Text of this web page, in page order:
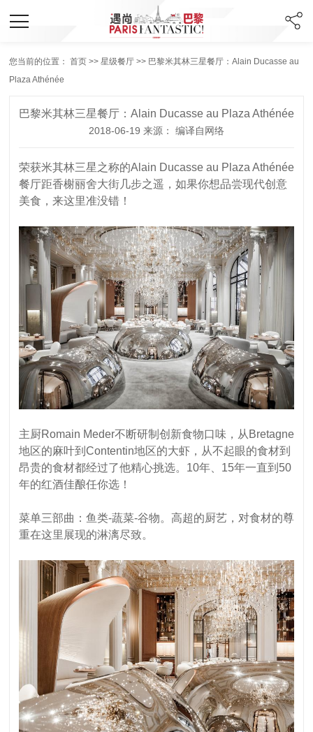
您当前的位置：首页 >>星级餐厅 >> 巴黎米其林三星餐厅：Alain Ducasse au
Plaza Athénée
巴黎米其林三星餐厅：Alain Ducasse au Plaza Athénée
2018-06-19 来源： 编译自网络
荣获米其林三星之称的Alain Ducasse au Plaza Athénée
餐厅距香榭丽舍大街几步之遥，如果你想品尝现代创意
美食，来这里准没错！
主厨Romain Meder不断研制创新食物口味，从Bretagne
地区的麻叶到 Contentin地区的大虾，从不起眼的食材到
昂贵的食材都经过了他精心挑选。10年、15年一直到50
年的红酒佳酿任你选！
菜单三部曲：鱼类-蔬菜-谷物。高超的厨艺，对食材的尊
重在这里展现的淋漓尽致。